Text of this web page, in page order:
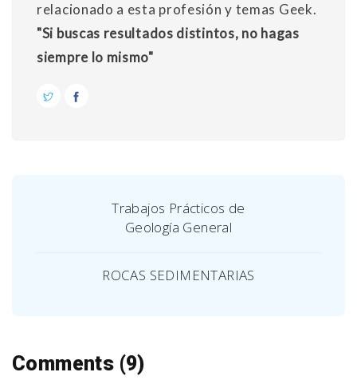
relacionado a esta profesión y temas Geek.
"Si buscas resultados distintos, no hagas
siempre lo mismo"
Trabajos Prácticos de
Geología General
ROCAS SEDIMENTARIAS
Comments (9)